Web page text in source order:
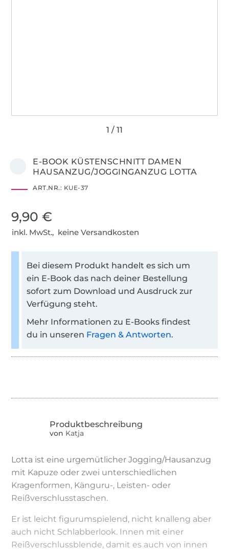
E-BOOK KÜSTENSCHNITT DAMEN
HAUSANZUG/JOGGINGANZUG LOTTA
ART.NR.: KUE-37
9,90 €
inkl. MwSt., keine Versandkosten
Bei diesem Produkt handelt es sich um
ein E-Book das nach deiner Bestellung
sofort zum Download und Ausdruck zur
Verfügung steht.
Mehr Informationen zu E-Books findest
du in unseren Fragen & Antworten.
von Katja
Lotta ist eine urgemütlicher Jogging/Hausanzug
mit Kapuze oder zwei unterschiedlichen
Kragenformen, Känguru-, Leisten- oder
Reißverschlusstaschen.
Er ist leicht figurumspielend, nicht knalleng aber
auch nicht Schlabberlook. Innen mit einer
Reißverschlussblende, damit es auch von innen